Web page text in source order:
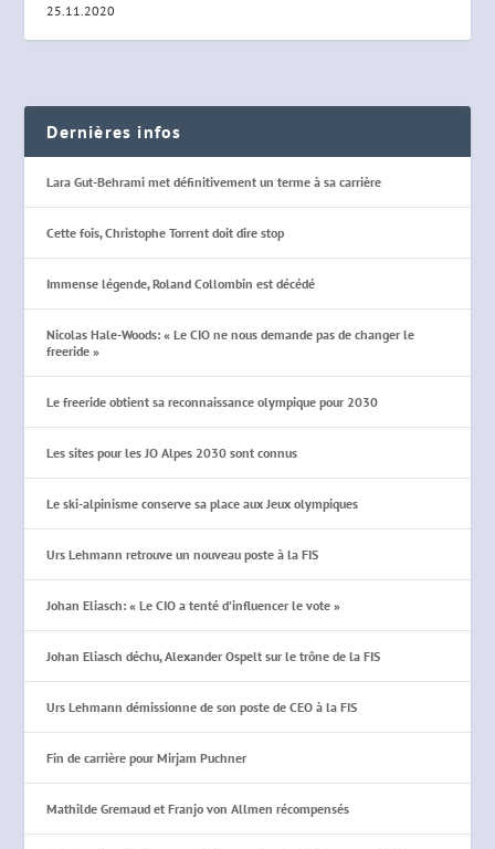
25.11.2020
Dernières infos
Lara Gut-Behrami met définitivement un terme à sa carrière
Cette fois, Christophe Torrent doit dire stop
Immense légende, Roland Collombin est décédé
Nicolas Hale-Woods: « Le CIO ne nous demande pas de changer le
freeride »
Le freeride obtient sa reconnaissance olympique pour 2030
Les sites pour les JO Alpes 2030 sont connus
Le ski-alpinisme conserve sa place aux Jeux olympiques
Urs Lehmann retrouve un nouveau poste à la FIS
Johan Eliasch: « Le CIO a tenté d’influencer le vote »
Johan Eliasch déchu, Alexander Ospelt sur le trône de la FIS
Urs Lehmann démissionne de son poste de CEO à la FIS
Fin de carrière pour Mirjam Puchner
Mathilde Gremaud et Franjo von Allmen récompensés